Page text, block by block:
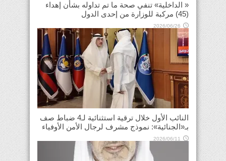
« الداخلية» تنفي صحة ما تم تداوله بشأن إهداء
(45) مركبة للوزارة من إحدى الدول
2026/06/26
النائب الأول خلال ترقية استثنائية لـ4 ضباط صف
بـ«الجنائية»: نموذج مشرف لرجال الأمن الأوفياء
2026/06/11